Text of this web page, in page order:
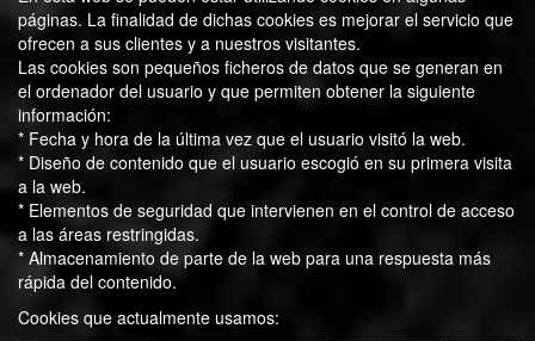
páginas. La finalidad de dichas cookies es mejorar el servicio que
ofrecen a sus clientes y a nuestros visitantes.
Las cookies son pequeños ficheros de datos que se generan en
el ordenador del usuario y que permiten obtener la siguiente
información:
* Fecha y hora de la última vez que el usuario visitó la web.
* Diseño de contenido que el usuario escogió en su primera visita
a la web.
* Elementos de seguridad que intervienen en el control de acceso
a las áreas restringidas.
* Almacenamiento de parte de la web para una respuesta más
rápida del contenido.
Cookies que actualmente usamos: